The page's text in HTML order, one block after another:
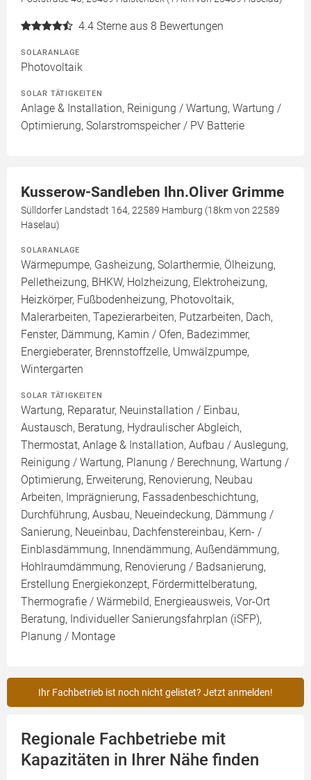
4.4 Sterne aus 8 Bewertungen
SOLARANLAGE
Photovoltaik
SOLAR TÄTIGKEITEN
Anlage & Installation, Reinigung / Wartung, Wartung /
Optimierung, Solarstromspeicher / PV Batterie
Kusserow-Sandleben Ihn.Oliver Grimme
Sülldorfer Landstadt 164, 22589 Hamburg (18km von 22589
Haselau)
SOLARANLAGE
Wärmepumpe, Gasheizung, Solarthermie, Ölheizung,
Pelletheizung, BHKW, Holzheizung, Elektroheizung,
Heizkörper, Fußbodenheizung, Photovoltaik,
Malerarbeiten, Tapezierarbeiten, Putzarbeiten, Dach,
Fenster, Dämmung, Kamin / Ofen, Badezimmer,
Energieberater, Brennstoffzelle, Umwälzpumpe,
Wintergarten
SOLAR TÄTIGKEITEN
Wartung, Reparatur, Neuinstallation / Einbau,
Austausch, Beratung, Hydraulischer Abgleich,
Thermostat, Anlage & Installation, Aufbau / Auslegung,
Reinigung / Wartung, Planung / Berechnung, Wartung /
Optimierung, Erweiterung, Renovierung, Neubau
Arbeiten, Imprägnierung, Fassadenbeschichtung,
Durchführung, Ausbau, Neueindeckung, Dämmung /
Sanierung, Neueinbau, Dachfenstereinbau, Kern- /
Einblasdämmung, Innendämmung, Außendämmung,
Hohlraumdämmung, Renovierung / Badsanierung,
Erstellung Energiekonzept, Fördermittelberatung,
Thermografie / Wärmebild, Energieausweis, Vor-Ort
Beratung, Individueller Sanierungsfahrplan (iSFP),
Planung / Montage
Ihr Fachbetrieb ist noch nicht gelistet? Jetzt anmelden!
Regionale Fachbetriebe mit
Kapazitäten in Ihrer Nähe finden